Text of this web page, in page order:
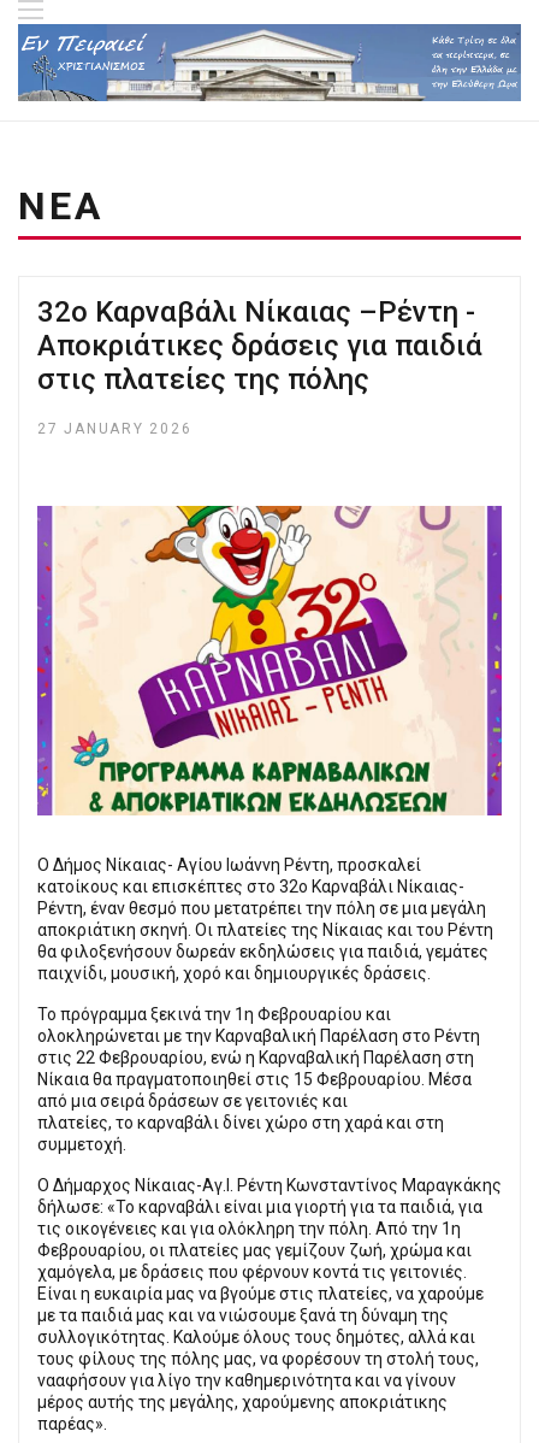
ΝΕΑ
32ο Καρναβάλι Νίκαιας –Ρέντη -
Αποκριάτικες δράσεις για παιδιά
στις πλατείες της πόλης
27 JANUARY 2026
Ο Δήμος Νίκαιας- Αγίου Ιωάννη Ρέντη, προσκαλεί
κατοίκους και επισκέπτες στο 32ο Καρναβάλι Νίκαιας-
Ρέντη, έναν θεσμό που μετατρέπει την πόλη σε μια μεγάλη
αποκριάτικη σκηνή. Οι πλατείες της Νίκαιας και του Ρέντη
θα φιλοξενήσουν δωρεάν εκδηλώσεις για παιδιά, γεμάτες
παιχνίδι, μουσική, χορό και δημιουργικές δράσεις.
Το πρόγραμμα ξεκινά την 1η Φεβρουαρίου και
ολοκληρώνεται με την Καρναβαλική Παρέλαση στο Ρέντη
στις 22 Φεβρουαρίου, ενώ η Καρναβαλική Παρέλαση στη
Νίκαια θα πραγματοποιηθεί στις 15 Φεβρουαρίου. Μέσα
από μια σειρά δράσεων σε γειτονιές και
πλατείες, το καρναβάλι δίνει χώρο στη χαρά και στη
συμμετοχή.
Ο Δήμαρχος Νίκαιας-Αγ.Ι. Ρέντη Κωνσταντίνος Μαραγκάκης
δήλωσε: «Το καρναβάλι είναι μια γιορτή για τα παιδιά, για
τις οικογένειες και για ολόκληρη την πόλη. Από την 1η
Φεβρουαρίου, οι πλατείες μας γεμίζουν ζωή, χρώμα και
χαμόγελα, με δράσεις που φέρνουν κοντά τις γειτονιές.
Είναι η ευκαιρία μας να βγούμε στις πλατείες, να χαρούμε
με τα παιδιά μας και να νιώσουμε ξανά τη δύναμη της
συλλογικότητας. Καλούμε όλους τους δημότες, αλλά και
τους φίλους της πόλης μας, να φορέσουν τη στολή τους,
νααφήσουν για λίγο την καθημερινότητα και να γίνουν
μέρος αυτής της μεγάλης, χαρούμενης αποκριάτικης
παρέας».